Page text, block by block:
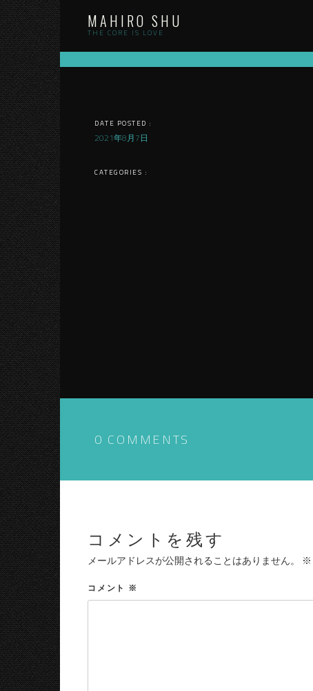
Skip
to
content
MAHIRO SHU
THE CORE IS LOVE
DATE POSTED :
2021年8月7日
CATEGORIES :
0 COMMENTS
コメントを残す
メールアドレスが公開されることはありません。 ※
コメント ※